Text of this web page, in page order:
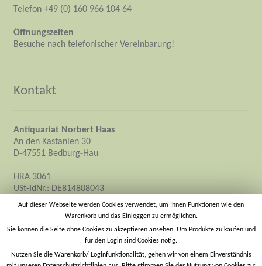
Telefon +49 (0) 160 966 104 64
Öffnungszeiten
Besuche nach telefonischer Vereinbarung!
Kontakt
Antiquariat Norbert Haas
An den Kastanien 30
D-47551 Bedburg-Hau
HRA 3061
USt-IdNr.: DE814808043
Inhaber: Norbert Haas
Auf dieser Webseite werden Cookies verwendet, um Ihnen Funktionen wie den
Warenkorb und das Einloggen zu ermöglichen.
Sie können die Seite ohne Cookies zu akzeptieren ansehen. Um Produkte zu kaufen und
für den Login sind Cookies nötig.
Nutzen Sie die Warenkorb/ Loginfunktionalität, gehen wir von einem Einverständnis